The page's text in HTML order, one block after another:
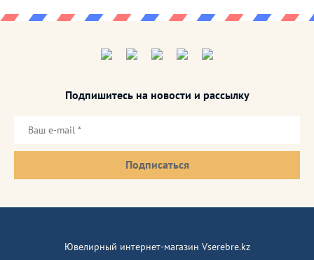
Подпишитесь на новости и рассылку
Подписаться
Ювелирный интернет-магазин Vserebre.kz